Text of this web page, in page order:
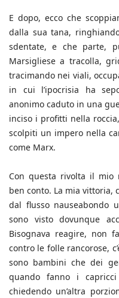
E dopo, ecco che
dalla sua tana,
sdentate, e che parte,
Marsigliese a tracolla,
tracimando nei viali,
in cui l’ipocrisia ha
anonimo caduto in una
inciso i profitti nella
scolpiti un impero nella
come Marx.
Con questa rivolta il mio
ben conto. La mia vittoria,
dal flusso nauseabondo
sono visto dovunque
Bisognava reagire, non
contro le folle rancorose,
sono bambini che dei
quando fanno i
chiedendo un’altra